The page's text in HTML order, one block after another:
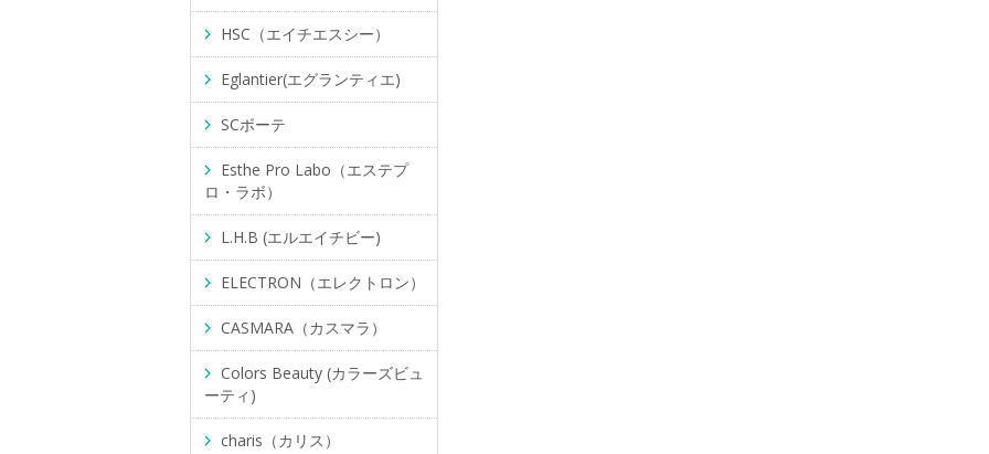
HSC（エイチエスシー）
Eglantier(エグランティエ)
SCボーテ
Esthe Pro Labo（エステプ
ロ・ラボ）
L.H.B (エルエイチビー)
ELECTRON（エレクトロン）
CASMARA（カスマラ）
Colors Beauty (カラーズビュ
ーティ)
charis（カリス）